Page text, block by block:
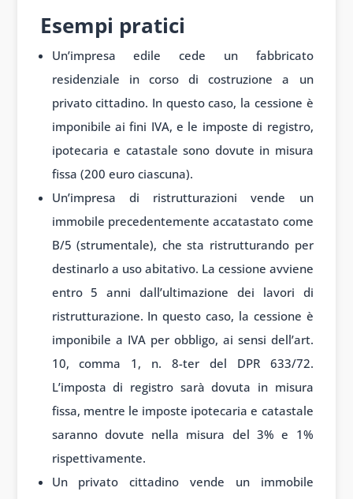
Esempi pratici
Un’impresa edile cede un fabbricato
residenziale in corso di costruzione a un
privato cittadino. In questo caso, la cessione è
imponibile ai fini IVA, e le imposte di registro,
ipotecaria e catastale sono dovute in misura
fissa (200 euro ciascuna).
Un’impresa di ristrutturazioni vende un
immobile precedentemente accatastato come
B/5 (strumentale), che sta ristrutturando per
destinarlo a uso abitativo. La cessione avviene
entro 5 anni dall’ultimazione dei lavori di
ristrutturazione. In questo caso, la cessione è
imponibile a IVA per obbligo, ai sensi dell’art.
10, comma 1, n. 8-ter del DPR 633/72.
L’imposta di registro sarà dovuta in misura
fissa, mentre le imposte ipotecaria e catastale
saranno dovute nella misura del 3% e 1%
rispettivamente.
Un privato cittadino vende un immobile